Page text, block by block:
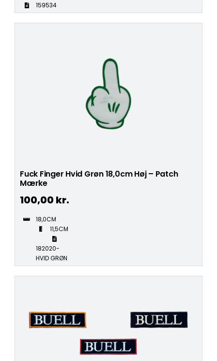
159534
Fuck Finger Hvid Grøn 18,0cm Høj – Patch
Mærke
100,00 kr.
18,0CM
11,5CM
182020-
HVID GRØN